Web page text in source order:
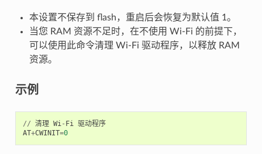
本设置不保存到 flash，重启后会恢复为默认值 1。
当您 RAM 资源不足时，在不使用 Wi-Fi 的前提下，
可以使用此命令清理 Wi-Fi 驱动程序，以释放 RAM
资源。
示例
// 清理 Wi- Fi 驱动程序
AT+CWINIT=0